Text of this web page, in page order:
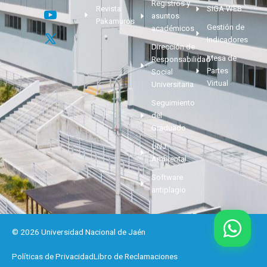
Revista
Pakamuros
Registros y
asuntos
académicos
Dirección de
Responsabilidad
Social
Universitaria
Seguimiento
del
Graduado
UNJ
Ambiental
Software
antiplagio
SIGA WEB
Gestión de
Indicadores
Mesa de
Partes
Virtual
© 2026 Universidad Nacional de Jaén
Políticas de PrivacidadLibro de Reclamaciones